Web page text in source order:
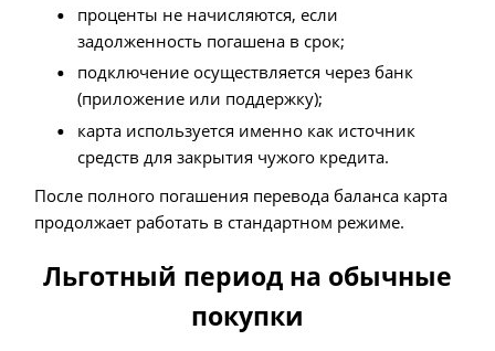
проценты не начисляются, если
задолженность погашена в срок;
подключение осуществляется через банк
(приложение или поддержку);
карта используется именно как источник
средств для закрытия чужого кредита.
После полного погашения перевода баланса карта
продолжает работать в стандартном режиме.
Льготный период на обычные
покупки